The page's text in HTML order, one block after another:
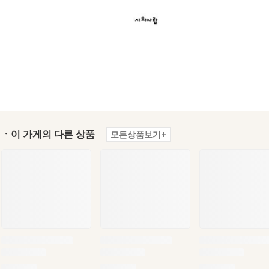
ㆍ이 가게의 다른 상품 모든상품보기+